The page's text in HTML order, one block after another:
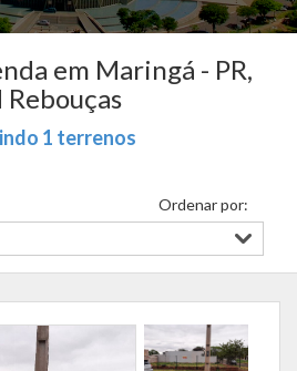
em Maringá - PR,
Rebouças
1 terrenos
Ordenar por: